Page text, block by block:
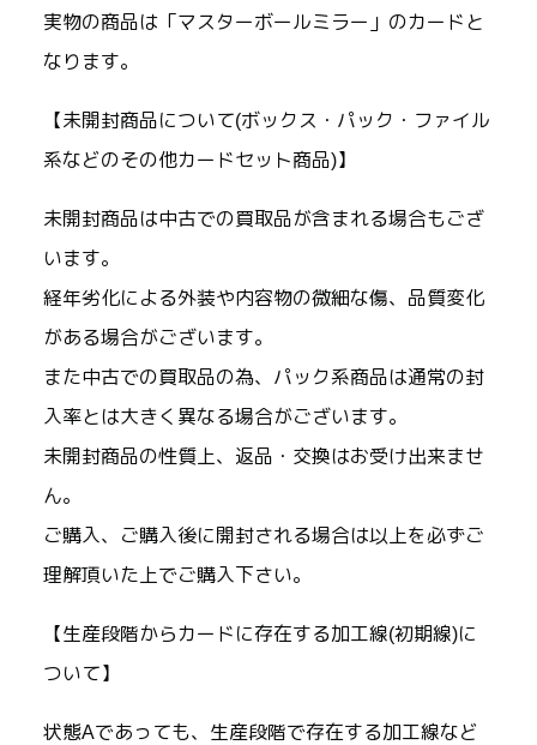
実物の商品は「マスターボールミラー」のカードと
なります。
【未開封商品について(ボックス・パック・ファイル
系などのその他カードセット商品)】
未開封商品は中古での買取品が含まれる場合もござ
います。
経年劣化による外装や内容物の微細な傷、品質変化
がある場合がございます。
また中古での買取品の為、パック系商品は通常の封
入率とは大きく異なる場合がございます。
未開封商品の性質上、返品・交換はお受け出来ませ
ん。
ご購入、ご購入後に開封される場合は以上を必ずご
理解頂いた上でご購入下さい。
【生産段階からカードに存在する加工線(初期線)に
ついて】
状態Aであっても、生産段階で存在する加工線など